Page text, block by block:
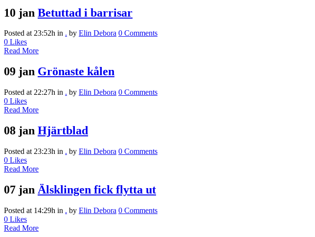
10 jan Betuttad i barrisar
Posted at 23:52h in . by Elin Debora 0 Comments
0 Likes
Read More
09 jan Grönaste kålen
Posted at 22:27h in . by Elin Debora 0 Comments
0 Likes
Read More
08 jan Hjärtblad
Posted at 23:23h in . by Elin Debora 0 Comments
0 Likes
Read More
07 jan Älsklingen fick flytta ut
Posted at 14:29h in . by Elin Debora 0 Comments
0 Likes
Read More